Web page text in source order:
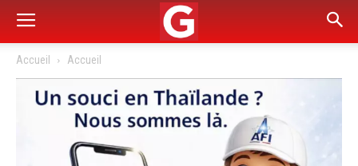
Accueil Accueil